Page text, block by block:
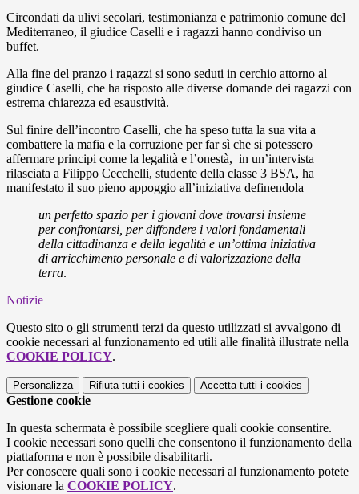
Circondati da ulivi secolari, testimonianza e patrimonio comune del
Mediterraneo, il giudice Caselli e i ragazzi hanno condiviso un
buffet.
Alla fine del pranzo i ragazzi si sono seduti in cerchio attorno al
giudice Caselli, che ha risposto alle diverse domande dei ragazzi con
estrema chiarezza ed esaustività.
Sul finire dell’incontro Caselli, che ha speso tutta la sua vita a
combattere la mafia e la corruzione per far sì che si potessero
affermare principi come la legalità e l’onestà, in un’intervista
rilasciata a Filippo Cecchelli, studente della classe 3 BSA, ha
manifestato il suo pieno appoggio all’iniziativa definendola
un perfetto spazio per i giovani dove trovarsi insieme
per confrontarsi, per diffondere i valori fondamentali
della cittadinanza e della legalità e un’ottima iniziativa
di arricchimento personale e di valorizzazione della
terra.
Notizie
Questo sito o gli strumenti terzi da questo utilizzati si avvalgono di
cookie necessari al funzionamento ed utili alle finalità illustrate nella
COOKIE POLICY.
Personalizza Rifiuta tutti i cookies Accetta tutti i cookies
Gestione cookie
In questa schermata è possibile scegliere quali cookie consentire.
I cookie necessari sono quelli che consentono il funzionamento della
piattaforma e non è possibile disabilitarli.
Per conoscere quali sono i cookie necessari al funzionamento potete
visionare la COOKIE POLICY.